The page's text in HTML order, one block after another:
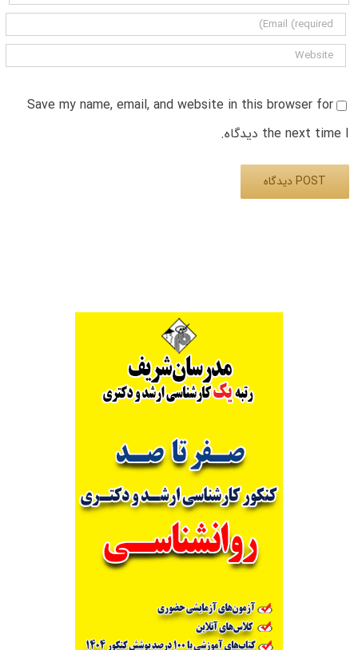
Save my name, email, and website in this browser for
the next time I دیدگاه.